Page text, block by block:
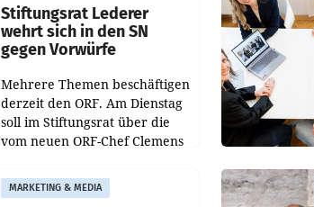
und der Bundeskartellanwalt
Stiftungsrat Lederer
wehrt sich in den SN
gegen Vorwürfe
Mehrere Themen beschäftigen
derzeit den ORF. Am Dienstag
soll im Stiftungsrat über die
vom neuen ORF-Chef Clemens
Besetzungen für die
Direktionen abgestimmt
MARKETING & MEDIA